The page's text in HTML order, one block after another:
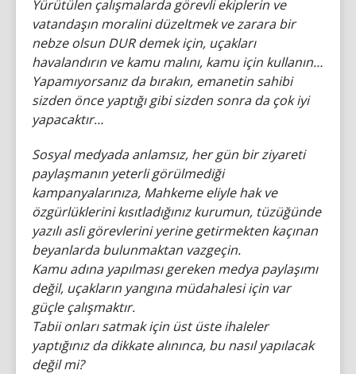
Yürütülen çalışmalarda görevli ekiplerin ve
vatandaşın moralini düzeltmek ve zarara bir
nebze olsun DUR demek için, uçakları
havalandırın ve kamu malını, kamu için kullanın…
Yapamıyorsanız da bırakın, emanetin sahibi
sizden önce yaptığı gibi sizden sonra da çok iyi
yapacaktır…
Sosyal medyada anlamsız, her gün bir ziyareti
paylaşmanın yeterli görülmediği
kampanyalarınıza, Mahkeme eliyle hak ve
özgürlüklerini kısıtladığınız kurumun, tüzüğünde
yazılı asli görevlerini yerine getirmekten kaçınan
beyanlarda bulunmaktan vazgeçin.
Kamu adına yapılması gereken medya paylaşımı
değil, uçakların yangına müdahalesi için var
güçle çalışmaktır.
Tabii onları satmak için üst üste ihaleler
yaptığınız da dikkate alınınca, bu nasıl yapılacak
değil mi?